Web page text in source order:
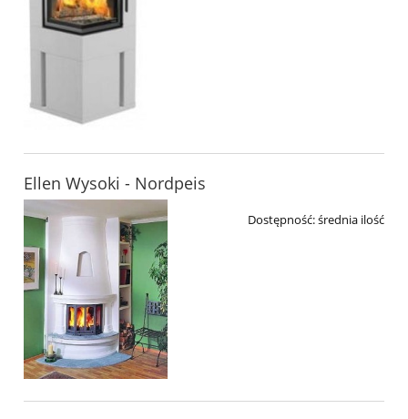
Ellen Wysoki - Nordpeis
Dostępność:średnia ilość